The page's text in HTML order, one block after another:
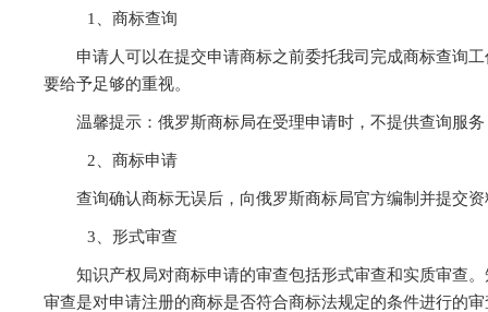
1、商标查询
申请人可以在提交申请商标之前委托我司完成商标查询
要给予足够的重视。
温馨提示：俄罗斯商标局在受理申请时，不提供查询服
2、商标申请
查询确认商标无误后，向俄罗斯商标局官方编制并提交
3、形式审查
知识产权局对商标申请的审查包括形式审查和实质审查
审查是对申请注册的商标是否符合商标法规定的条件进行的